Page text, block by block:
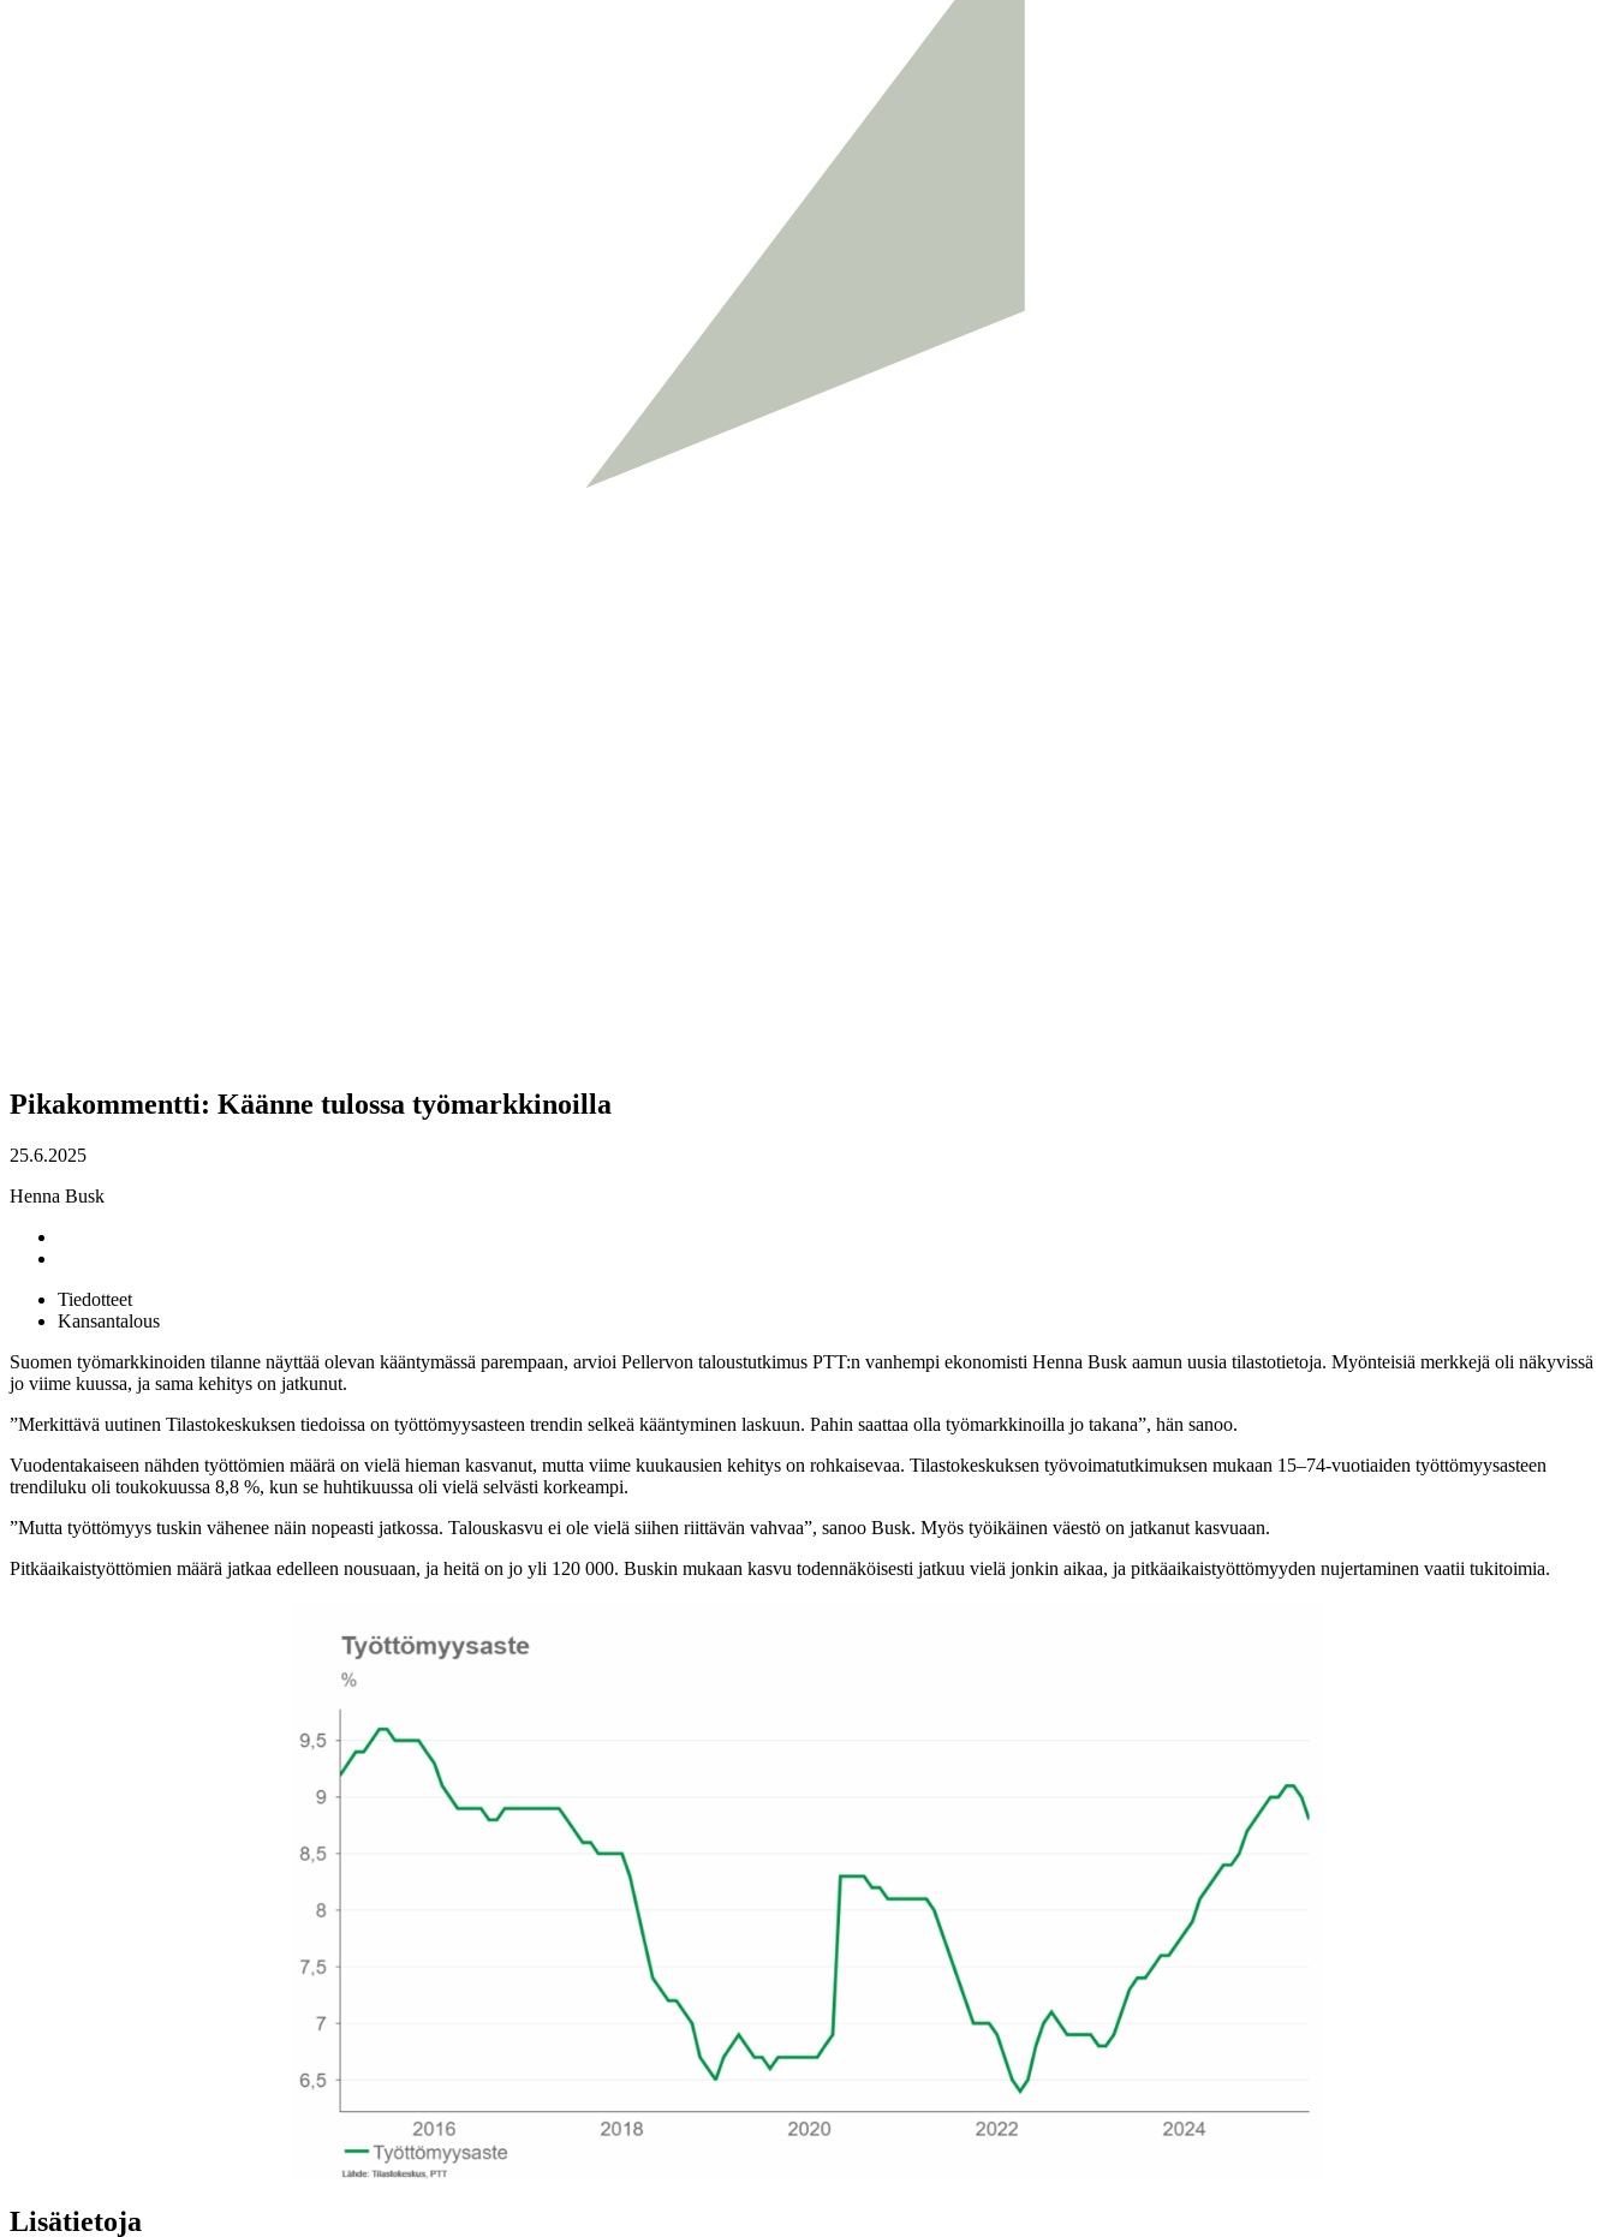
Pikakommentti: Käänne tulossa työmarkkinoilla
25.6.2025
Henna Busk
Tiedotteet
Kansantalous
Suomen työmarkkinoiden tilanne näyttää olevan kääntymässä parempaan, arvioi Pellervon taloustutkimus PTT:n vanhempi ekonomisti Henna Busk aamun uusia tilastotietoja. Myönteisiä merkkejä oli näkyvissä
jo viime kuussa, ja sama kehitys on jatkunut.
”Merkittävä uutinen Tilastokeskuksen tiedoissa on työttömyysasteen trendin selkeä kääntyminen laskuun. Pahin saattaa olla työmarkkinoilla jo takana”, hän sanoo.
Vuodentakaiseen nähden työttömien määrä on vielä hieman kasvanut, mutta viime kuukausien kehitys on rohkaisevaa. Tilastokeskuksen työvoimatutkimuksen mukaan 15–74-vuotiaiden työttömyysasteen
trendiluku oli toukokuussa 8,8 %, kun se huhtikuussa oli vielä selvästi korkeampi.
”Mutta työttömyys tuskin vähenee näin nopeasti jatkossa. Talouskasvu ei ole vielä siihen riittävän vahvaa”, sanoo Busk. Myös työikäinen väestö on jatkanut kasvuaan.
Pitkäaikaistyöttömien määrä jatkaa edelleen nousuaan, ja heitä on jo yli 120 000. Buskin mukaan kasvu todennäköisesti jatkuu vielä jonkin aikaa, ja pitkäaikaistyöttömyyden nujertaminen vaatii tukitoimia.
Lisätietoja